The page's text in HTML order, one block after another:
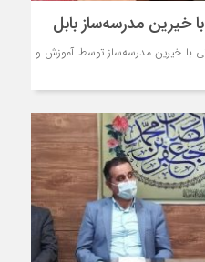
۱۲ میلیارد تومانی با خیرین مدرسه‌ساز توسط آموزش و